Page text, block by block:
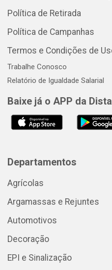
Política de Retirada
Política de Campanhas
Termos e Condições de
Trabalhe Conosco
Relatório de Igualdade Salarial
Baixe já o APP da
Departamentos
Agrícolas
Argamassas e Rejuntes
Automotivos
Decoração
EPI e Sinalização